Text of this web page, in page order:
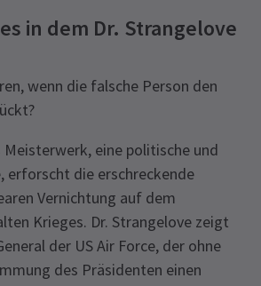
in dem Dr. Strangelove
wenn die falsche Person den
eine politische und
erforscht die erschreckende
Vernichtung auf dem
Krieges. Dr. Strangelove zeigt
der US Air Force, der ohne
des Präsidenten einen